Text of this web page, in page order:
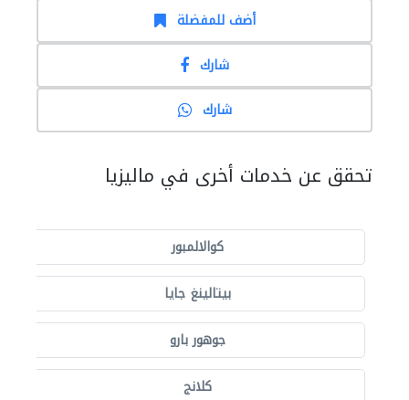
أضف للمفضلة
شارك
شارك
تحقق عن خدمات أخرى في ماليزيا
كوالالمبور
بيتالينغ جايا
جوهور بارو
كلانج